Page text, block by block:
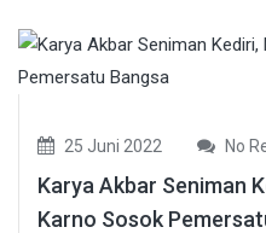
25 Juni 2022 No
Karya Akbar Seniman
Karno Sosok